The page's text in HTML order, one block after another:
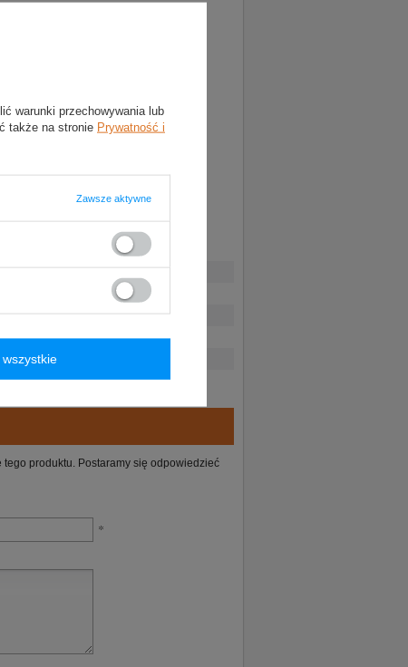
produktu. Postaramy się odpowiedzieć
warunki przechowywania lub
także na stronie Prywatność i
Zawsze aktywne